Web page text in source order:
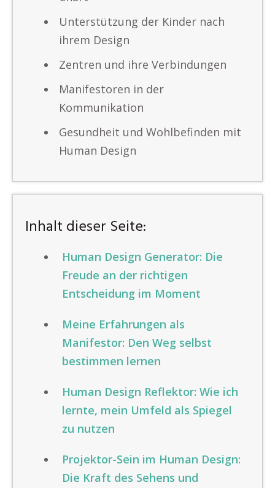
Unterstützung der Kinder nach
ihrem Design
Zentren und ihre Verbindungen
Manifestoren in der
Kommunikation
Gesundheit und Wohlbefinden mit
Human Design
Inhalt dieser Seite:
Human Design Generator: Die
Freude an der richtigen
Entscheidung im Moment
Meine Erfahrungen als
Manifestor: Den Weg selbst
bestimmen lernen
Human Design Reflektor: Wie ich
lernte, mein Umfeld als Spiegel
zu nutzen
Projektor-Sein im Human Design:
Die Kraft des Sehens und